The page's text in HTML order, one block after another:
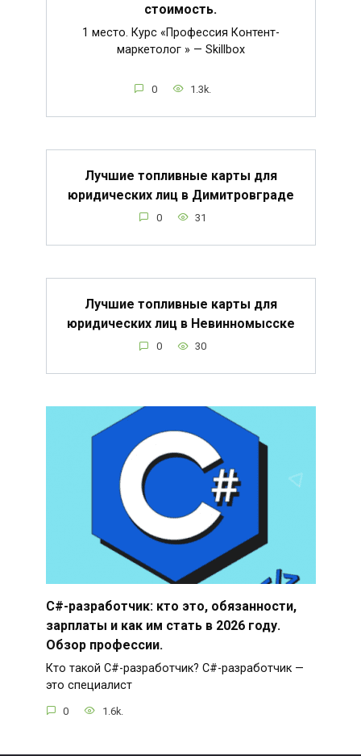
стоимость.
1 место. Курс «Профессия Контент-
маркетолог » — Skillbox
0 1.3k.
Лучшие топливные карты для
юридических лиц в Димитровграде
0 31
Лучшие топливные карты для
юридических лиц в Невинномысске
0 30
C#-разработчик: кто это, обязанности,
зарплаты и как им стать в 2026 году.
Обзор профессии.
Кто такой C#-разработчик? C#-разработчик —
это специалист
0 1.6k.